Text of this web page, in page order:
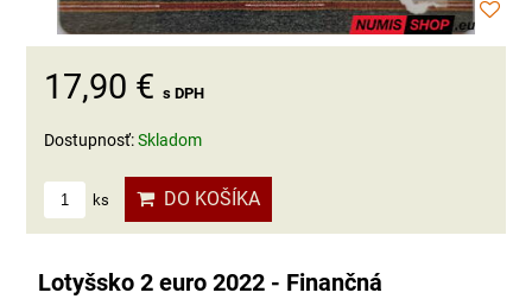
17,90 € s DPH
Dostupnosť:Skladom
ks DO KOŠÍKA
Lotyšsko 2 euro 2022 - Finančná